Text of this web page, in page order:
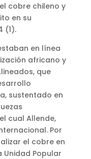
cobre chileno y
en su
(1).
en línea
africano y
que
sustentado en
cual Allende,
Por
el cobre en
Unidad Popular